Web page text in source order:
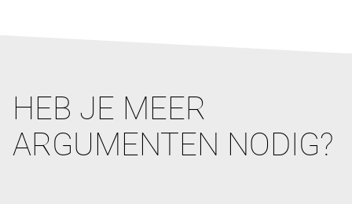
HEB JE MEER
ARGUMENTEN NODIG?